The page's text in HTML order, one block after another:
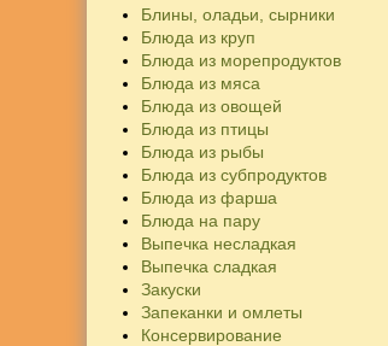
Блины, оладьи, сырники
Блюда из круп
Блюда из морепродуктов
Блюда из мяса
Блюда из овощей
Блюда из птицы
Блюда из рыбы
Блюда из субпродуктов
Блюда из фарша
Блюда на пару
Выпечка несладкая
Выпечка сладкая
Закуски
Запеканки и омлеты
Консервирование